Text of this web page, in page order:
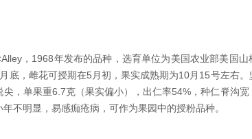
，1968年发布的品种，选育单位为美国农业部美国山
底，雌花可授期在5月初，果实成熟期为10月15号左右。
，单果重6.7克（果实偏小），出仁率54%，种仁脊沟宽
不明显，易感痂疮病，可作为果园中的授粉品种。